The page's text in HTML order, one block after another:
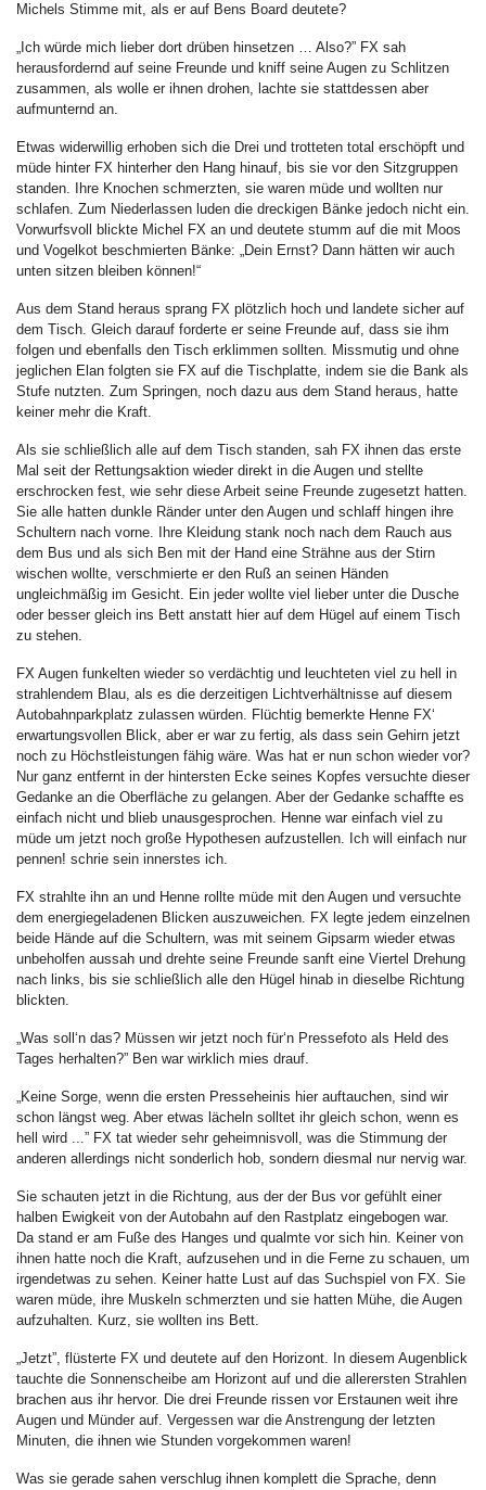
Michels Stimme mit, als er auf Bens Board deutete?
„Ich würde mich lieber dort drüben hinsetzen … Also?” FX sah
herausfordernd auf seine Freunde und kniff seine Augen zu Schlitzen
zusammen, als wolle er ihnen drohen, lachte sie stattdessen aber
aufmunternd an.
Etwas widerwillig erhoben sich die Drei und trotteten total erschöpft und
müde hinter FX hinterher den Hang hinauf, bis sie vor den Sitzgruppen
standen. Ihre Knochen schmerzten, sie waren müde und wollten nur
schlafen. Zum Niederlassen luden die dreckigen Bänke jedoch nicht ein.
Vorwurfsvoll blickte Michel FX an und deutete stumm auf die mit Moos
und Vogelkot beschmierten Bänke: „Dein Ernst? Dann hätten wir auch
unten sitzen bleiben können!“
Aus dem Stand heraus sprang FX plötzlich hoch und landete sicher auf
dem Tisch. Gleich darauf forderte er seine Freunde auf, dass sie ihm
folgen und ebenfalls den Tisch erklimmen sollten. Missmutig und ohne
jeglichen Elan folgten sie FX auf die Tischplatte, indem sie die Bank als
Stufe nutzten. Zum Springen, noch dazu aus dem Stand heraus, hatte
keiner mehr die Kraft.
Als sie schließlich alle auf dem Tisch standen, sah FX ihnen das erste
Mal seit der Rettungsaktion wieder direkt in die Augen und stellte
erschrocken fest, wie sehr diese Arbeit seine Freunde zugesetzt hatten.
Sie alle hatten dunkle Ränder unter den Augen und schlaff hingen ihre
Schultern nach vorne. Ihre Kleidung stank noch nach dem Rauch aus
dem Bus und als sich Ben mit der Hand eine Strähne aus der Stirn
wischen wollte, verschmierte er den Ruß an seinen Händen
ungleichmäßig im Gesicht. Ein jeder wollte viel lieber unter die Dusche
oder besser gleich ins Bett anstatt hier auf dem Hügel auf einem Tisch
zu stehen.
FX Augen funkelten wieder so verdächtig und leuchteten viel zu hell in
strahlendem Blau, als es die derzeitigen Lichtverhältnisse auf diesem
Autobahnparkplatz zulassen würden. Flüchtig bemerkte Henne FX‘
erwartungsvollen Blick, aber er war zu fertig, als dass sein Gehirn jetzt
noch zu Höchstleistungen fähig wäre. Was hat er nun schon wieder vor?
Nur ganz entfernt in der hintersten Ecke seines Kopfes versuchte dieser
Gedanke an die Oberfläche zu gelangen. Aber der Gedanke schaffte es
einfach nicht und blieb unausgesprochen. Henne war einfach viel zu
müde um jetzt noch große Hypothesen aufzustellen. Ich will einfach nur
pennen! schrie sein innerstes ich.
FX strahlte ihn an und Henne rollte müde mit den Augen und versuchte
dem energiegeladenen Blicken auszuweichen. FX legte jedem einzelnen
beide Hände auf die Schultern, was mit seinem Gipsarm wieder etwas
unbeholfen aussah und drehte seine Freunde sanft eine Viertel Drehung
nach links, bis sie schließlich alle den Hügel hinab in dieselbe Richtung
blickten.
„Was soll‘n das? Müssen wir jetzt noch für‘n Pressefoto als Held des
Tages herhalten?” Ben war wirklich mies drauf.
„Keine Sorge, wenn die ersten Presseheinis hier auftauchen, sind wir
schon längst weg. Aber etwas lächeln solltet ihr gleich schon, wenn es
hell wird ...” FX tat wieder sehr geheimnisvoll, was die Stimmung der
anderen allerdings nicht sonderlich hob, sondern diesmal nur nervig war.
Sie schauten jetzt in die Richtung, aus der der Bus vor gefühlt einer
halben Ewigkeit von der Autobahn auf den Rastplatz eingebogen war.
Da stand er am Fuße des Hanges und qualmte vor sich hin. Keiner von
ihnen hatte noch die Kraft, aufzusehen und in die Ferne zu schauen, um
irgendetwas zu sehen. Keiner hatte Lust auf das Suchspiel von FX. Sie
waren müde, ihre Muskeln schmerzten und sie hatten Mühe, die Augen
aufzuhalten. Kurz, sie wollten ins Bett.
„Jetzt”, flüsterte FX und deutete auf den Horizont. In diesem Augenblick
tauchte die Sonnenscheibe am Horizont auf und die allerersten Strahlen
brachen aus ihr hervor. Die drei Freunde rissen vor Erstaunen weit ihre
Augen und Münder auf. Vergessen war die Anstrengung der letzten
Minuten, die ihnen wie Stunden vorgekommen waren!
Was sie gerade sahen verschlug ihnen komplett die Sprache, denn